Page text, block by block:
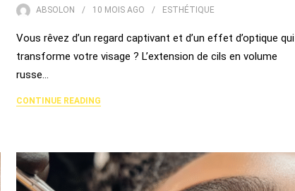
ABSOLON 10 MOISAGO ESTHÉTIQUE
Vous rêvez d’un regard captivant et d’un effet d’optique qui
transforme votre visage ? L’extension de cils en volume
russe…
CONTINUE READING